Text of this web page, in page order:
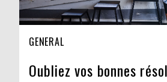
GENERAL
Oubliez vos bonnes